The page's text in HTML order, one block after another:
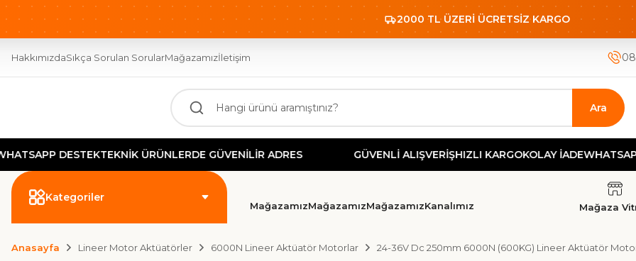
2000 TL ÜZERİ ÜCRETSİZ KARGO
HakkımızdaSıkça Sorulan SorularMağazamızİletişim
Ara
DESTEKTEKNİK ÜRÜNLERDE GÜVENİLİR ADRES GÜVENLİ ALIŞVERİŞHIZLI KARGO KOLAY İADEWHATSAPP
Kategoriler
MağazamızMağazamızMağazamızKanalımız Mağaza
Anasayfa Lineer Motor Aktüatörler 6000N Lineer Aktüatör Motorlar 24-36V Dc 250mm 6000N (600KG) Lineer Aktüatör